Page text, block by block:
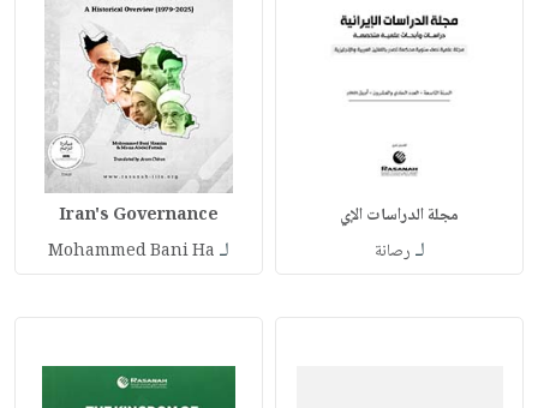
مجلة الدراسات الإي
لـ رصانة
Iran's Governance
لـ Mohammed Bani Ha